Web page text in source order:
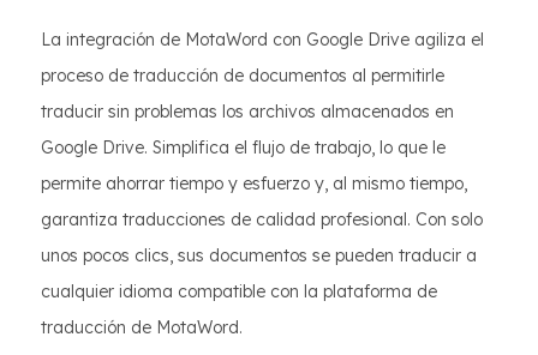
La integración de MotaWord con Google Drive agiliza el
proceso de traducción de documentos al permitirle
traducir sin problemas los archivos almacenados en
Google Drive. Simplifica el flujo de trabajo, lo que le
permite ahorrar tiempo y esfuerzo y, al mismo tiempo,
garantiza traducciones de calidad profesional. Con solo
unos pocos clics, sus documentos se pueden traducir a
cualquier idioma compatible con la plataforma de
traducción de MotaWord.